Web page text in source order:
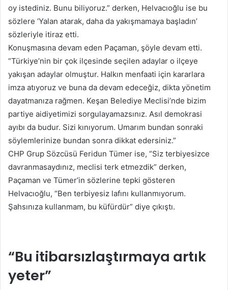
oy istediniz. Bunu biliyoruz.” derken, Helvacıoğlu ise bu
sözlere ‘Yalan atarak, daha da yakışmamaya başladın’
sözleriyle itiraz etti.
Konuşmasına devam eden Paçaman, şöyle devam etti.
“Türkiye’nin bir çok ilçesinde seçilen adaylar o ilçeye
yakışan adaylar olmuştur. Halkın menfaati için kararlara
imza atıyoruz ve buna da devam edeceğiz, dikta yönetim
dayatmanıza rağmen. Keşan Belediye Meclisi’nde bizim
partiye aidiyetimizi sorgulayamazsınız. Asıl demokrasi
ayıbı da budur. Sizi kınıyorum. Umarım bundan sonraki
söylemlerinize bundan sonra dikkat edersiniz.”
CHP Grup Sözcüsü Feridun Tümer ise, “Siz terbiyesizce
davranmasaydınız, meclisi terk etmezdik” derken,
Paçaman ve Tümer’in sözlerine tepki gösteren
Helvacıoğlu, “Ben terbiyesiz lafını kullanmıyorum.
Şahsınıza kullanmam, bu küfürdür” diye çıkıştı.
“Bu itibarsızlaştırmaya artık
yeter”